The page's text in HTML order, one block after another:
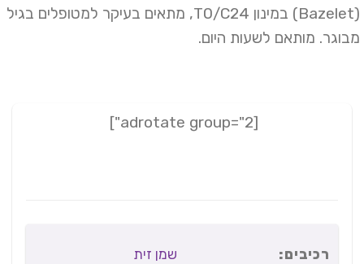
(Bazelet) במינון T0/C24, מתאים בעיקר למטופלים בגיל
מותאם לשעות היום.
רכיבים: שמן זית